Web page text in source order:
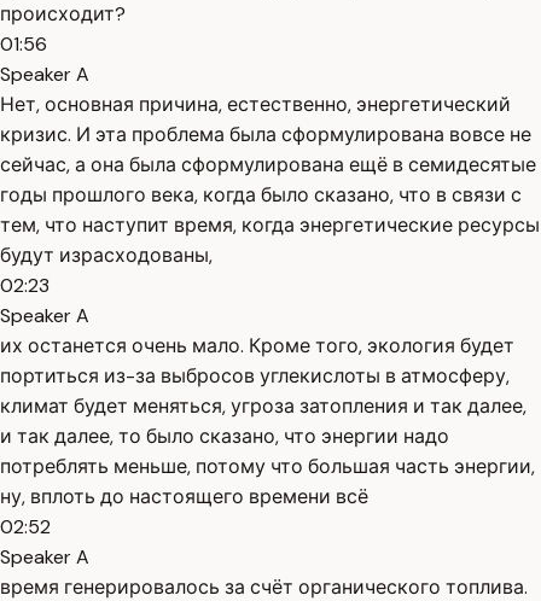
происходит?
01:56
Speaker A
Нет, основная причина, естественно, энергетический
кризис. И эта проблема была сформулирована вовсе не
сейчас, а она была сформулирована ещё в семидесятые
годы прошлого века, когда было сказано, что в связи с
тем, что наступит время, когда энергетические ресурсы
будут израсходованы,
02:23
Speaker A
их останется очень мало. Кроме того, экология будет
портиться из-за выбросов углекислоты в атмосферу,
климат будет меняться, угроза затопления и так далее,
и так далее, то было сказано, что энергии надо
потреблять меньше, потому что большая часть энергии,
ну, вплоть до настоящего времени всё
02:52
Speaker A
время генерировалось за счёт органического топлива.